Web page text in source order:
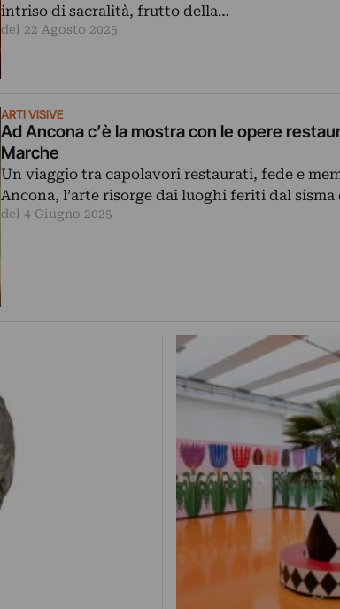
intriso di sacralità, frutto della…
del 22 Agosto 2025
ARTI VISIVE
Ad Ancona c’è la mostra con le opere
Marche
Un viaggio tra capolavori restaurati, fede e
Ancona, l’arte risorge dai luoghi feriti dal sisma
del 4 Giugno 2025